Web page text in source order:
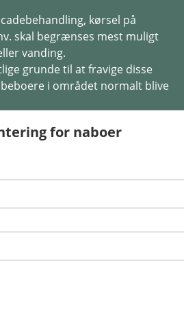
kørsel på
skal begrænses mest muligt
vanding.
grunde til at fravige disse
i området normalt blive
for naboer